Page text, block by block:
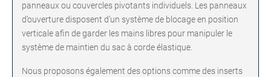
panneaux ou couvercles pivotants individuels. Les panneaux
d’ouverture disposent d’un système de blocage en position
verticale afin de garder les mains libres pour manipuler le
système de maintien du sac à corde élastique.
Nous proposons également des options comme des inserts